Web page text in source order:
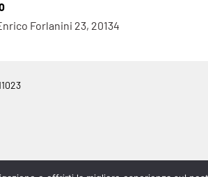
Forlanini 23, 20134